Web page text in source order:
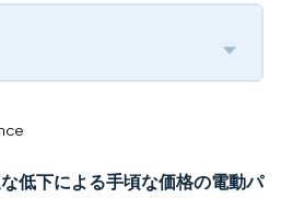
低下による手頃な価格の電動パ